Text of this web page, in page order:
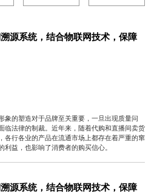
源系统，结合物联网技术，保障
象的塑造对于品牌至关重要，一旦出现质量问
临法律的制裁。近年来，随着代购和直播间卖货
各行各业的产品在流通市场上都存在着严重的窜
益，也影响了消费者的购买信心。
源系统，结合物联网技术，保障